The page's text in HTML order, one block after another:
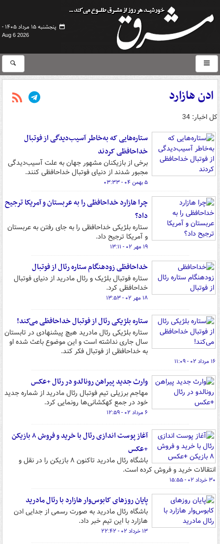
پنجشنبه ۱۵ مرداد ۱۴۰۵ -
Aug 6 2026
ادن هازارد
کل اخبار: 34
ستاره‌هایی که به‌خاطر آسیب‌دیدگی از فوتبال
خداحافظی کردند
برخی از بازیکنان مشهور جهان به علت آسیب‌دیدگی
مجبور شدند از دنیای فوتبال خداحافظی کنند.
۵ بهمن ۰۴ - ۰۳:۳۳
چرا هازارد خداحافظی را به عربستان و آمریکا ترجیح
داد؟
ستاره بلژیکی خداحافظی را به جای رفتن به عربستان
و آمریکا ترجیح داد.
۱۹ مهر ۰۲ - ۱۳:۱۱
خداحافظی زودهنگام ستاره رئال از فوتبال
ستاره فوتبال بلژیک و رئال مادرید از دنیای فوتبال
خداحافظی کرد.
۱۸ مهر ۰۲ - ۱۳:۵۳
ستاره بلژیکی رئال از فوتبال خداحافظی می‌کند!
ستاره بلژیکی رئال مادرید هیچ پیشنهادی در تابستان
سال جاری نداشته است و این موضوع باعث شده او
به خداحافظی از فوتبال فکر کند.
۱۶ مرداد ۰۲ - ۱۱:۰۹
وارث جدید پیراهن رونالدو در رئال +عکس
مهاجم برزیلی تیم فوتبال رئال مادرید از شماره جدید
خود در جمع کهکشانی‌ها رونمایی کرد.
۶ مرداد ۰۲ - ۱۲:۵۹
آغاز پوست اندازی رئال با خرید و فروش ۸ بازیکن
+عکس
باشگاه رئال مادرید تاکنون ۸ بازیکن را در نقل و
انتقالات خرید و فروش کرده است.
۳۰ خرداد ۰۲ - ۱۵:۵۵
پایان روزهای کابوس‌وار هازارد با رئال مادرید
باشگاه رئال مادرید به صورت رسمی از جدایی ادن
هازارد با این تیم خبر داد.
۱۳ خرداد ۰۲ - ۲۲:۴۲